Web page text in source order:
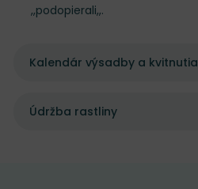
,,podopierali,,.
Kalendár výsadby a kvitnutia
Údržba rastliny